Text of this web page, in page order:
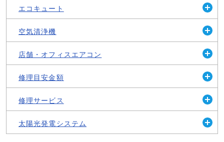
く
エコキュート
開
く
空気清浄機
開
く
店舗・オフィスエアコン
開
く
修理目安金額
開
く
修理サービス
開
く
太陽光発電システム
開